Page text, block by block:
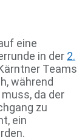
eine
in der 2.
Teams
während
da der
zu
ein